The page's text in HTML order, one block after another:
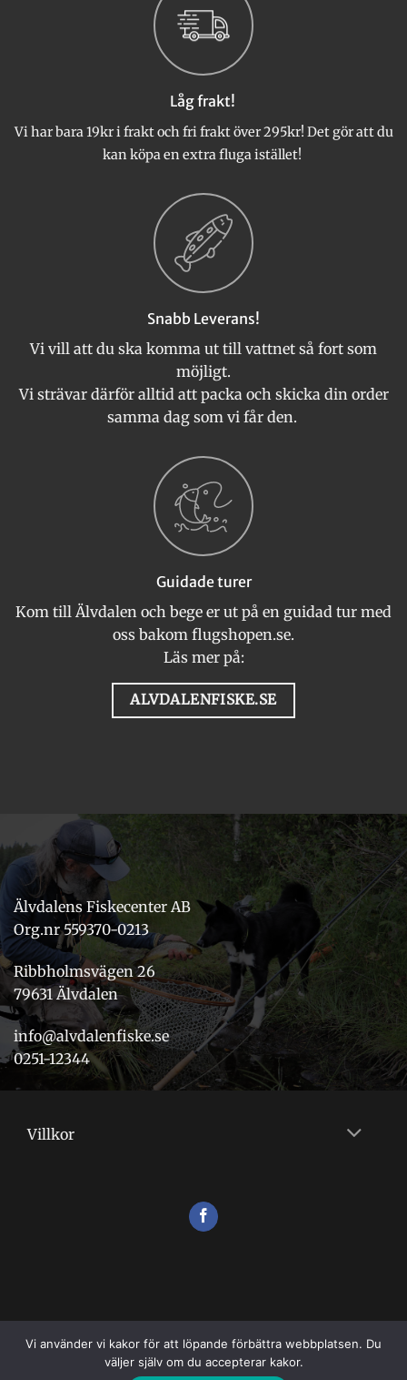
produktsidan
Låg frakt!
Vi har bara 19kr i frakt och fri frakt över 295kr! Det gör att du
kan köpa en extra fluga istället!
Snabb Leverans!
Vi vill att du ska komma ut till vattnet så fort som
möjligt.
Vi strävar därför alltid att packa och skicka din order
samma dag som vi får den.
Guidade turer
Kom till Älvdalen och bege er ut på en guidad tur med
oss bakom flugshopen.se.
Läs mer på:
ALVDALENFISKE.SE
Älvdalens Fiskecenter AB
Org.nr 559370-0213
Ribbholmsvägen 26
79631 Älvdalen
info@alvdalenfiske.se
0251-12344
Villkor
Vi använder vi kakor för att löpande förbättra webbplatsen. Du
väljer själv om du accepterar kakor.